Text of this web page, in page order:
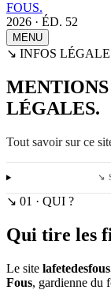
FOUS.
2026 · ÉD. 52
MENU
↘ INFOS
MENTIONS
LÉGALES.
Tout savoir sur ce
↘
↘ 01 · QUI ?
Qui tire les
Le site
Fous, gardienne du